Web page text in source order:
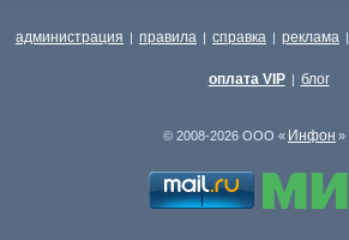
администрация | правила | справка | реклама |
оплата VIP | блог
© 2008-2026 ООО « Инфон »